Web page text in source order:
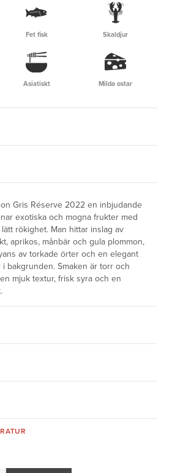
Fet fisk Skaldjur
Asiatiskt Milda ostar
Gris Réserve 2022 en inbjudande
exotiska och mogna frukter med
rökighet. Man hittar inslag av
aprikos, månbär och gula plommon,
av torkade örter och en elegant
bakgrunden. Smaken är torr och
mjuk textur, frisk syra och en